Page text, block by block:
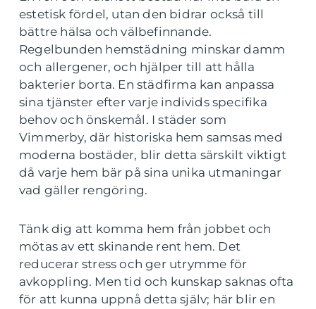
estetisk fördel, utan den bidrar också till
bättre hälsa och välbefinnande.
Regelbunden hemstädning minskar damm
och allergener, och hjälper till att hålla
bakterier borta. En städfirma kan anpassa
sina tjänster efter varje individs specifika
behov och önskemål. I städer som
Vimmerby, där historiska hem samsas med
moderna bostäder, blir detta särskilt viktigt
då varje hem bär på sina unika utmaningar
vad gäller rengöring.
Tänk dig att komma hem från jobbet och
mötas av ett skinande rent hem. Det
reducerar stress och ger utrymme för
avkoppling. Men tid och kunskap saknas ofta
för att kunna uppnå detta själv; här blir en